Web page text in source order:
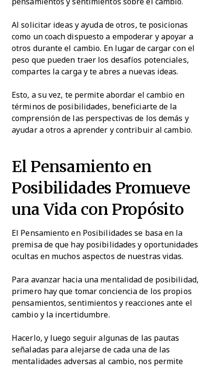
Al solicitar ideas y ayuda de otros, te posicionas
como un coach dispuesto a empoderar y apoyar a
otros durante el cambio. En lugar de cargar con el
peso que pueden traer los desafíos potenciales,
compartes la carga y te abres a nuevas ideas.
Esto, a su vez, te permite abordar el cambio en
términos de posibilidades, beneficiarte de la
comprensión de las perspectivas de los demás y
ayudar a otros a aprender y contribuir al cambio.
El Pensamiento en
Posibilidades Promueve
una Vida con Propósito
El Pensamiento en Posibilidades se basa en la
premisa de que hay posibilidades y oportunidades
ocultas en muchos aspectos de nuestras vidas.
Para avanzar hacia una mentalidad de posibilidad,
primero hay que tomar conciencia de los propios
pensamientos, sentimientos y reacciones ante el
cambio y la incertidumbre.
Hacerlo, y luego seguir algunas de las pautas
señaladas para alejarse de cada una de las
mentalidades adversas al cambio, nos permite